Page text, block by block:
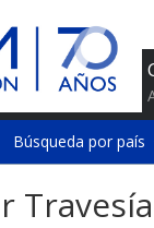
Búsqueda por país